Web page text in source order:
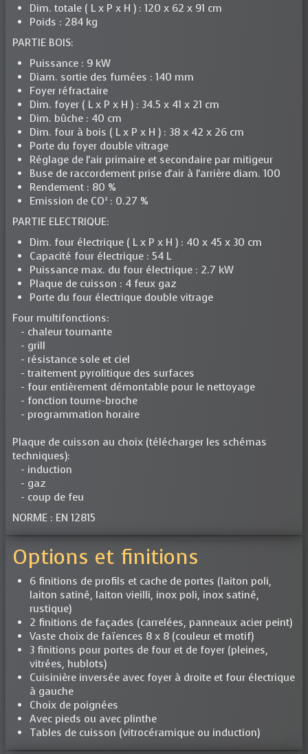
Dim. totale ( L x P x H ) : 120 x 62 x 91 cm
Poids : 284 kg
PARTIE BOIS:
Puissance : 9 kW
Diam. sortie des fumées : 140 mm
Foyer réfractaire
Dim. foyer ( L x P x H ) : 34.5 x 41 x 21 cm
Dim. bûche : 40 cm
Dim. four à bois ( L x P x H ) : 38 x 42 x 26 cm
Porte du foyer double vitrage
Réglage de l'air primaire et secondaire par mitigeur
Buse de raccordement prise d'air à l'arrière diam. 100
Rendement : 80 %
Emission de CO² : 0.27 %
PARTIE ELECTRIQUE:
Dim. four électrique ( L x P x H ) : 40 x 45 x 30 cm
Capacité four électrique : 54 L
Puissance max. du four électrique : 2.7 kW
Plaque de cuisson : 4 feux gaz
Porte du four électrique double vitrage
Four multifonctions:
- chaleur tournante
- grill
- résistance sole et ciel
- traitement pyrolitique des surfaces
- four entièrement démontable pour le nettoyage
- fonction tourne-broche
- programmation horaire
Plaque de cuisson au choix (télécharger les schémas
techniques):
- induction
- gaz
- coup de feu
NORME : EN 12815
Options et finitions
6 finitions de profils et cache de portes (laiton poli,
laiton satiné, laiton vieilli, inox poli, inox satiné,
rustique)
2 finitions de façades (carrelées, panneaux acier peint)
Vaste choix de faïences 8 x 8 (couleur et motif)
3 finitions pour portes de four et de foyer (pleines,
vitrées, hublots)
Cuisinière inversée avec foyer à droite et four électrique
à gauche
Choix de poignées
Avec pieds ou avec plinthe
Tables de cuisson (vitrocéramique ou induction)